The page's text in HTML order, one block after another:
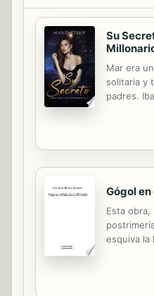
Su
Mar era
solitaria y
padres.
saciar.
un
presentó
enseñó.
amo.
volvió...
Gógol en
Esta obra,
esquiva la
que lo
sazón y